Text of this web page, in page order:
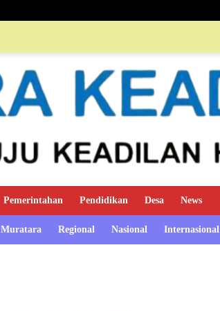
Pemerintahan Pendidikan Desa News
Muratara Regional Nasional Internasional